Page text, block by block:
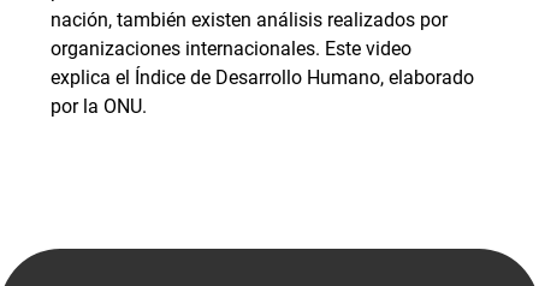
nación, también existen análisis realizados por
organizaciones internacionales. Este video
explica el Índice de Desarrollo Humano, elaborado
por la ONU.